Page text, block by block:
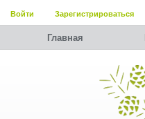
Войти Зарегистрироваться
Главная